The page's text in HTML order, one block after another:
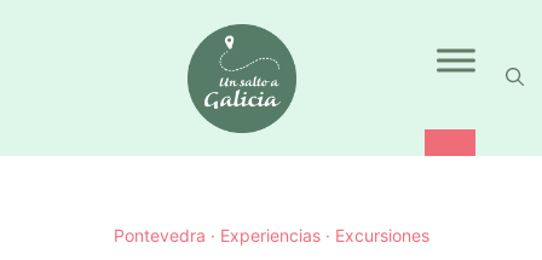
Pontevedra · Experiencias· Excursiones